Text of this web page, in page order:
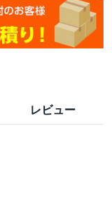
レビュー